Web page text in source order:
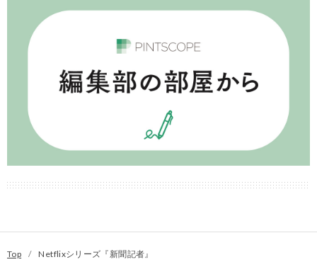
Top / Netflixシリーズ『新聞記者』